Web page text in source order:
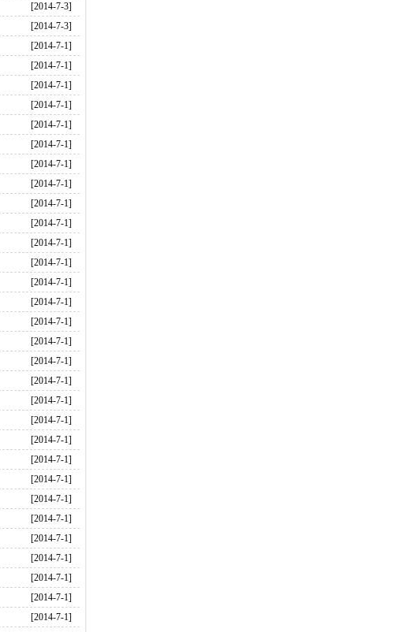
[2014-7-3]
[2014-7-3]
[2014-7-1]
[2014-7-1]
[2014-7-1]
[2014-7-1]
[2014-7-1]
[2014-7-1]
[2014-7-1]
[2014-7-1]
[2014-7-1]
[2014-7-1]
[2014-7-1]
[2014-7-1]
[2014-7-1]
[2014-7-1]
[2014-7-1]
[2014-7-1]
[2014-7-1]
[2014-7-1]
[2014-7-1]
[2014-7-1]
[2014-7-1]
[2014-7-1]
[2014-7-1]
[2014-7-1]
[2014-7-1]
[2014-7-1]
[2014-7-1]
[2014-7-1]
[2014-7-1]
[2014-7-1]